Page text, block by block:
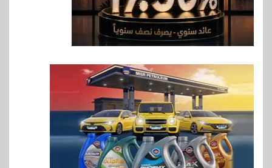
6
اقتصاد
رئيس مجلس القضاء الأعلى يوقّع
بروتوكول تعاون مع البريد لتقديم
خدمة الإعلان الإلكتروني المسجل
7 اخبار
RAKICT تعلن عن شراكة